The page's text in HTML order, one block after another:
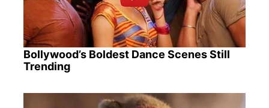
Bollywood’s Boldest Dance Scenes Still
Trending